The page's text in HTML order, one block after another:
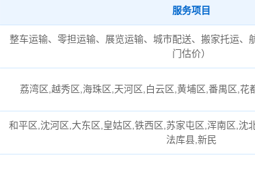
服务项目
整车运输、零担运输、展览运输、城市配送、搬家托运、
门估价）
荔湾区,越秀区,海珠区,天河区,白云区,黄埔区,番禺区,花
和平区,沈河区,大东区,皇姑区,铁西区,苏家屯区,浑南区,沈
法库县,新民